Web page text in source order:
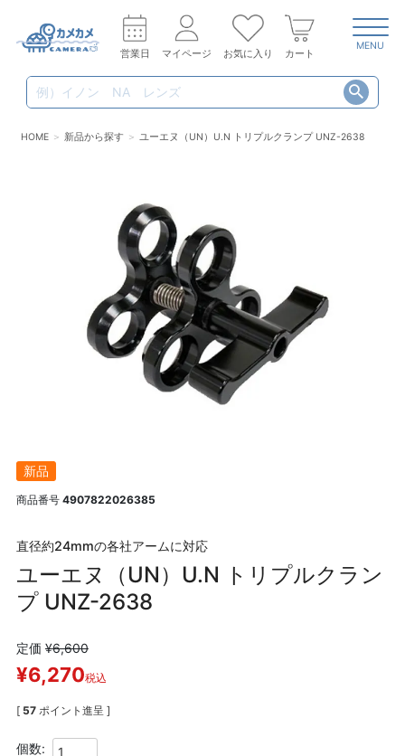
営業日 マイページ お気に入り カート
MENU
HOME 新品から探す ユーエヌ（UN）U.N トリプルクランプ UNZ-2638
新品
商品番号 4907822026385
直径約24mmの各社アームに対応
ユーエヌ（UN）U.N トリプルクラン
プ UNZ-2638
定価 ¥6,600
¥6,270税込
[ 57 ポイント進呈 ]